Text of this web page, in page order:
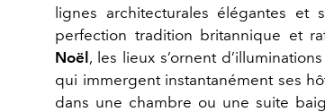
lignes architecturales élégantes et
perfection tradition britannique et
Noël, les lieux s’ornent
qui immergent instantanément ses
dans une chambre ou une suite